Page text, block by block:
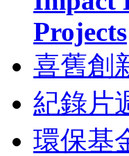
Projects
喜舊創
紀錄片
環保基